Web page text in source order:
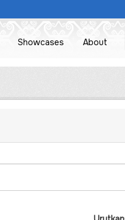
Showcases About